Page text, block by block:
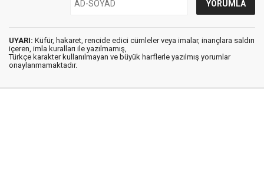
UYARI: Küfür, hakaret, rencide edici cümleler veya imalar, inançlara saldırı
içeren, imla kuralları ile yazılmamış,
Türkçe karakter kullanılmayan ve büyük harflerle yazılmış yorumlar
onaylanmamaktadır.